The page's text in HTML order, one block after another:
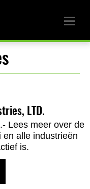
LTD.
Lees meer over de
alle industrieën
is.